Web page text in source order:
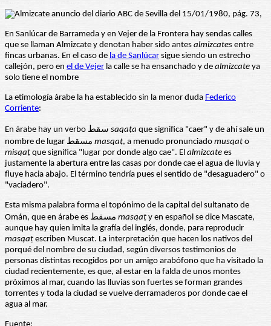
En Sanlúcar de Barrameda y en Vejer de la Frontera hay sendas calles
que se llaman Almizcate y denotan haber sido antes almizcates entre
fincas urbanas. En el caso de la de Sanlúcar sigue siendo un estrecho
callejón, pero en el de Vejer la calle se ha ensanchado y de almizcate ya
solo tiene el nombre
La etimología árabe la ha establecido sin la menor duda Federico
Corriente:
saqaṭa que significa "caer" y de ahí sale un
masqaṭ, a menudo pronunciado musqaṭ o
misqaṭ que significa "lugar por donde algo cae". El almizcate es
justamente la abertura entre las casas por donde cae el agua de lluvia y
fluye hacia abajo. El término tendría pues el sentido de "desaguadero" o
"vaciadero".
Esta misma palabra forma el topónimo de la capital del sultanato de
masqaṭ y en español se dice Mascate,
aunque hay quien imita la grafía del inglés, donde, para reproducir
masqaṭ escriben Muscat. La interpretación que hacen los nativos del
porqué del nombre de su ciudad, según diversos testimonios de
personas distintas recogidos por un amigo arabófono que ha visitado la
ciudad recientemente, es que, al estar en la falda de unos montes
próximos al mar, cuando las lluvias son fuertes se forman grandes
torrentes y toda la ciudad se vuelve derramaderos por donde cae el
agua al mar.